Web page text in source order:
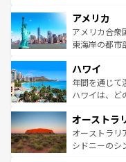
ンツ一覧を参
の建物がその
博物館もあり
ことができる
ば市内交通費無
着のスイス情
アメリカ
アメリカ合衆
東海岸の都市
のような巨大
ンメントが詰
西部には大自
部のニューオ
文化が魅力。
しみながら、
ハワイ
年間を通じて
ハワイは、ど
ワイ島は見逃
島だが、静か
おすすめ。エ
オーストラ
オーストラリ
シドニーのシ